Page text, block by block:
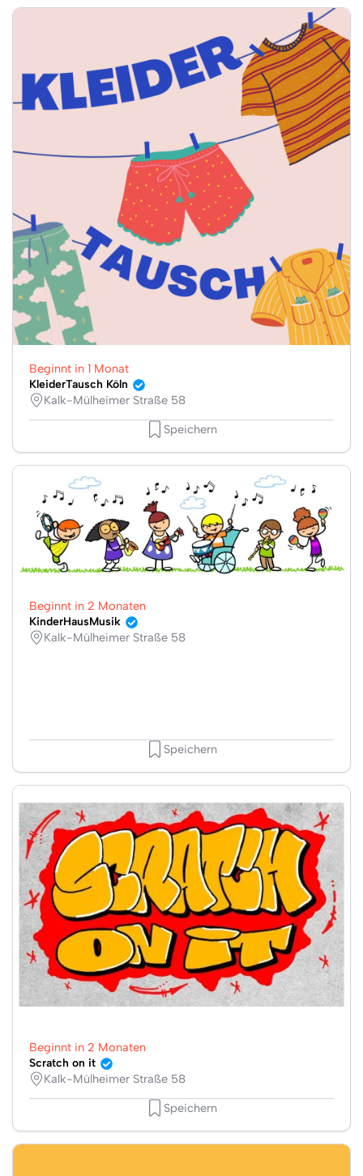
Beginnt in 1 Monat
KleiderTausch Köln
Kalk-Mülheimer Straße 58
Speichern
Beginnt in 2 Monaten
KinderHausMusik
Kalk-Mülheimer Straße 58
Speichern
Beginnt in 2 Monaten
Scratch on it
Kalk-Mülheimer Straße 58
Speichern